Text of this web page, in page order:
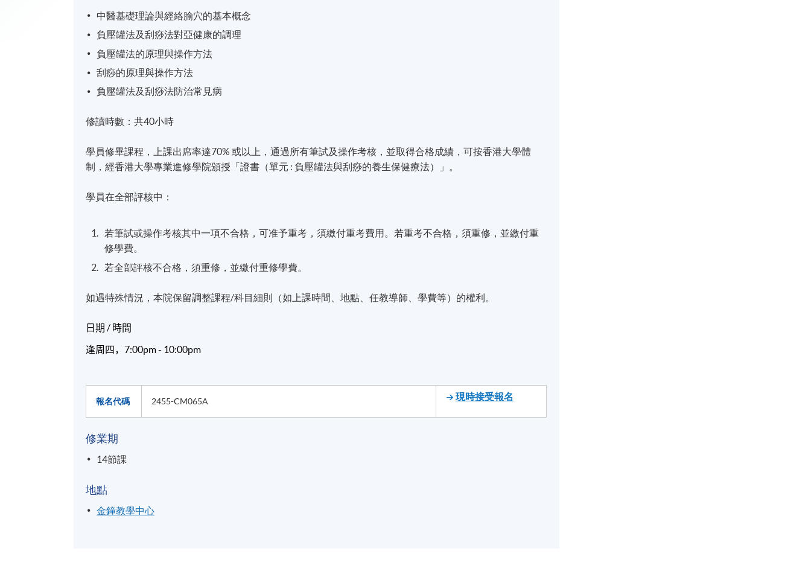
中醫基礎理論與經絡腧穴的基本概念
負壓罐法及刮痧法對亞健康的調理
負壓罐法的原理與操作方法
刮痧的原理與操作方法
負壓罐法及刮痧法防治常見病
修讀時數：共40小時
學員修畢課程，上課出席率達70% 或以上，通過所有筆試及操作考核，並取得合格成績，可按香港大學體
制，經香港大學專業進修學院頒授「證書（單元 : 負壓罐法與刮痧的養生保健療法）」。
學員在全部評核中：
若筆試或操作考核其中一項不合格，可准予重考，須繳付重考費用。若重考不合格，須重修，並繳付重
修學費。
若全部評核不合格，須重修，並繳付重修學費。
如遇特殊情況，本院保留調整課程/科目細則（如上課時間、地點、任教導師、學費等）的權利。
日期 / 時間
逢周四， 7:00pm - 10:00pm
報名代碼 2455-CM065A 現時接受報名
修業期
14節課
地點
金鐘教學中心